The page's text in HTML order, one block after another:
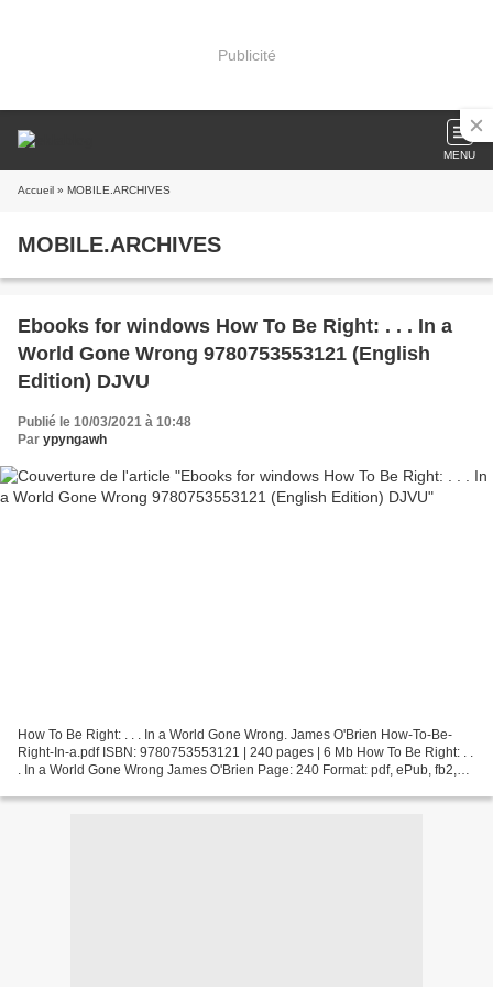
Publicité
MENU
Accueil » MOBILE.ARCHIVES
MOBILE.ARCHIVES
Ebooks for windows How To Be Right: . . . In a
World Gone Wrong 9780753553121 (English
Edition) DJVU
Publié le 10/03/2021 à 10:48
Par ypyngawh
How To Be Right: . . . In a World Gone Wrong. James O'Brien How-To-Be-
Right-In-a.pdf ISBN: 9780753553121 | 240 pages | 6 Mb How To Be Right: . .
. In a World Gone Wrong James O'Brien Page: 240 Format: pdf, ePub, fb2,